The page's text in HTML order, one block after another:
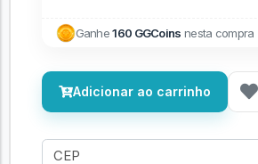
Ganhe160 GGCoins nesta compra
Adicionar ao carrinho